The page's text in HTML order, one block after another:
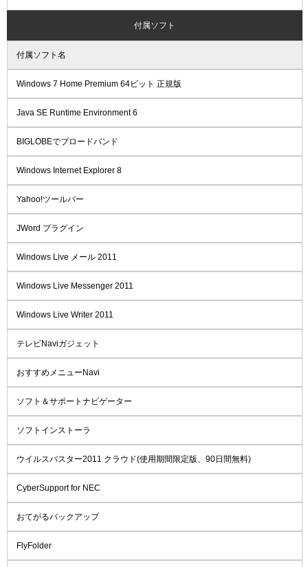
付属ソフト
付属ソフト名
Windows 7 Home Premium 64ビット 正規版
Java SE Runtime Environment 6
BIGLOBEでブロードバンド
Windows Internet Explorer 8
Yahoo!ツールバー
JWord プラグイン
Windows Live メール 2011
Windows Live Messenger 2011
Windows Live Writer 2011
テレビNaviガジェット
おすすめメニューNavi
ソフト＆サポートナビゲーター
ソフトインストーラ
ウイルスバスター2011 クラウド(使用期間限定版、90日間無料)
CyberSupport for NEC
おてがるバックアップ
FlyFolder